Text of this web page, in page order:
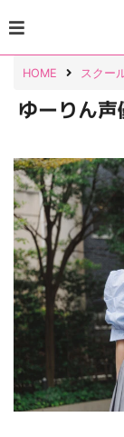
to
content
HOME スクー
ゆーりん声